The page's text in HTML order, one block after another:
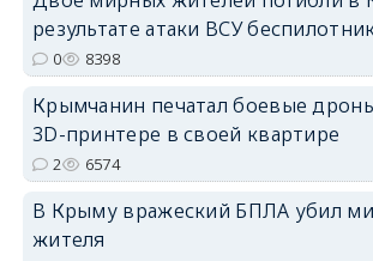
результате атаки ВСУ
0 8398
Крымчанин печатал боевые
3D-принтере в своей квартире
2 6574
В Крыму вражеский БПЛА убил
жителя